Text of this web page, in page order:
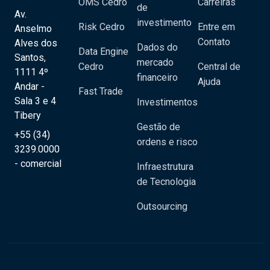
Av.
Anselmo
Alves dos
Santos,
1111 4º
Andar -
Sala 3 e 4
Tibery
+55 (34)
3239.0000
- comercial
OMS Cedro
Risk Cedro
Data Engine
Cedro
Fast Trade
de
investimento
Dados do
mercado
financeiro
Investimentos
Gestão de
ordens e risco
Infraestrutura
de Tecnologia
Outsourcing
Carreiras
Entre em
Contato
Central de
Ajuda